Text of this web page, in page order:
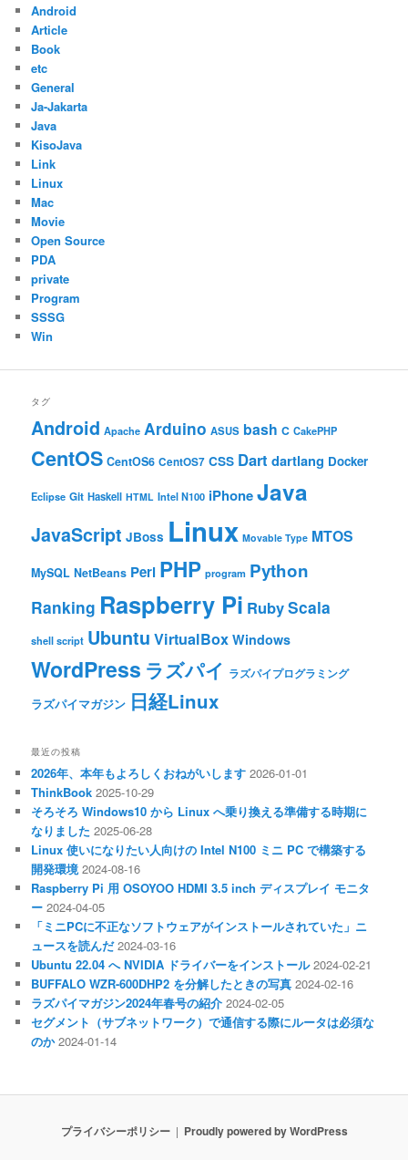
Android
Article
Book
etc
General
Ja-Jakarta
Java
KisoJava
Link
Linux
Mac
Movie
Open Source
PDA
private
Program
SSSG
Win
タグ
Android Apache Arduino ASUS bash C CakePHP
CentOS CentOS6 CentOS7 CSS Dart dartlang Docker
Eclipse Git Haskell HTML Intel N100 iPhoneJava
JavaScript JBoss Linux Movable Type MTOS
MySQL NetBeans Perl PHP program Python
Ranking Raspberry Pi RubyScala
shell script Ubuntu VirtualBox Windows
WordPress ラズパイ ラズパイプログラミング
ラズパイマガジン 日経Linux
最近の投稿
2026年、本年もよろしくおねがいします 2026-01-01
ThinkBook 2025-10-29
そろそろ Windows10 から Linux へ乗り換える準備する時期に
なりました 2025-06-28
Linux 使いになりたい人向けの Intel N100 ミニ PC で構築する
開発環境 2024-08-16
Raspberry Pi 用 OSOYOO HDMI 3.5 inch ディスプレイ モニタ
ー 2024-04-05
「ミニPCに不正なソフトウェアがインストールされていた」ニ
ュースを読んだ 2024-03-16
Ubuntu 22.04 へ NVIDIA ドライバーをインストール 2024-02-21
BUFFALO WZR-600DHP2 を分解したときの写真 2024-02-16
ラズパイマガジン2024年春号の紹介 2024-02-05
セグメント（サブネットワーク）で通信する際にルータは必須な
のか 2024-01-14
プライバシーポリシー Proudly powered by WordPress